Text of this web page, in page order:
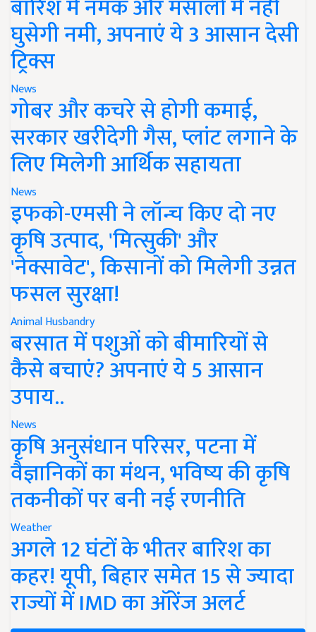
बारिश में नमक और मसालों में नहीं
घुसेगी नमी, अपनाएं ये 3 आसान देसी
ट्रिक्स
News
गोबर और कचरे से होगी कमाई,
सरकार खरीदेगी गैस, प्लांट लगाने के
लिए मिलेगी आर्थिक सहायता
News
इफको-एमसी ने लॉन्च किए दो नए
कृषि उत्पाद, 'मित्सुकी' और
'नेक्सावेट', किसानों को मिलेगी उन्नत
फसल सुरक्षा!
Animal Husbandry
बरसात में पशुओं को बीमारियों से
कैसे बचाएं? अपनाएं ये 5 आसान
उपाय..
News
कृषि अनुसंधान परिसर, पटना में
वैज्ञानिकों का मंथन, भविष्य की कृषि
तकनीकों पर बनी नई रणनीति
Weather
अगले 12 घंटों के भीतर बारिश का
कहर! यूपी, बिहार समेत 15 से ज्यादा
राज्यों में IMD का ऑरेंज अलर्ट